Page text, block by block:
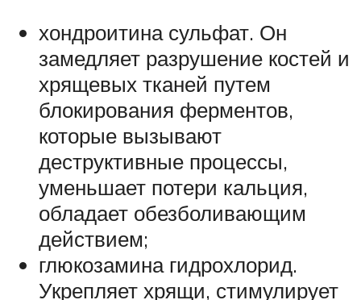
хондроитина сульфат. Он
замедляет разрушение костей и
хрящевых тканей путем
блокирования ферментов,
которые вызывают
деструктивные процессы,
уменьшает потери кальция,
обладает обезболивающим
действием;
глюкозамина гидрохлорид.
Укрепляет хрящи, стимулирует